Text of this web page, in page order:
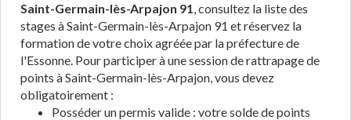
Saint-Germain-lès-Arpajon 91, consultez la liste des
stages à Saint-Germain-lès-Arpajon 91 et réservez la
formation de votre choix agréée par la préfecture de
l'Essonne. Pour participer à une session de rattrapage de
points à Saint-Germain-lès-Arpajon, vous devez
obligatoirement :
Posséder un permis valide : votre solde de points